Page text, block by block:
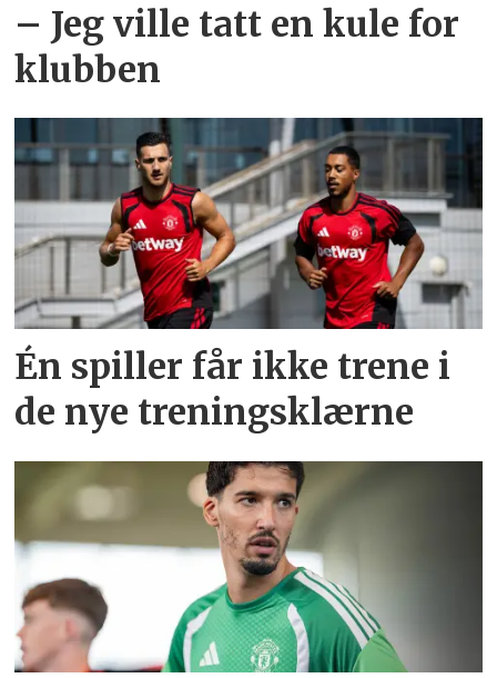
– Jeg ville tatt en kule for
klubben
Én spiller får ikke trene i
de nye treningsklærne